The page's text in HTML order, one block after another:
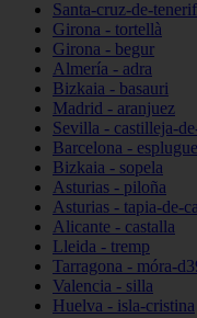
Santa-cruz-de-
Girona - tortellà
Girona - begur
Almería - adra
Bizkaia - basauri
Madrid - aranjuez
Sevilla - castilleja-
Barcelona -
Bizkaia - sopela
Asturias - piloña
Asturias - tapia-de-
Alicante - castalla
Lleida - tremp
Tarragona - móra-
Valencia - silla
Huelva - isla-cristina